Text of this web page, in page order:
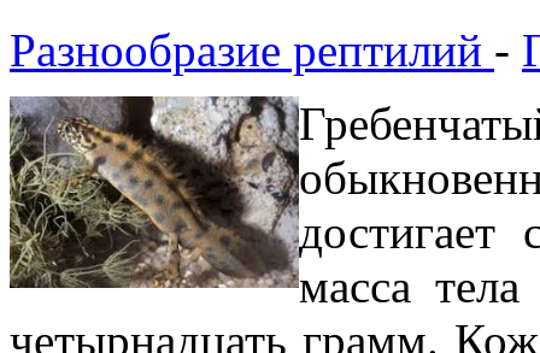
Разнообразие рептилий -
достигает
масса
четырнадцать грамм.